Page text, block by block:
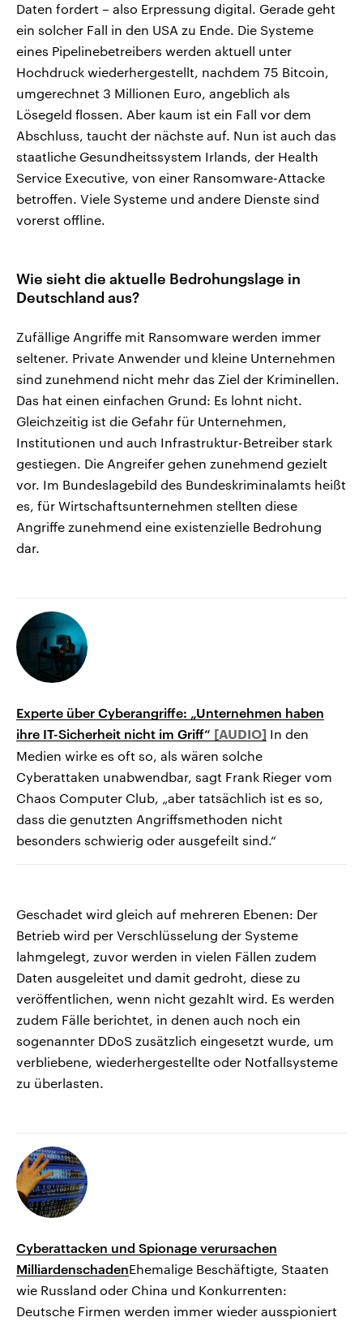
Daten fordert – also Erpressung digital. Gerade geht
ein solcher Fall in den USA zu Ende. Die Systeme
eines Pipelinebetreibers werden aktuell unter
Hochdruck wiederhergestellt, nachdem 75 Bitcoin,
umgerechnet 3 Millionen Euro, angeblich als
Lösegeld flossen. Aber kaum ist ein Fall vor dem
Abschluss, taucht der nächste auf. Nun ist auch das
staatliche Gesundheitssystem Irlands, der Health
Service Executive, von einer Ransomware-Attacke
betroffen. Viele Systeme und andere Dienste sind
vorerst offline.
Wie sieht die aktuelle Bedrohungslage in
Deutschland aus?
Zufällige Angriffe mit Ransomware werden immer
seltener. Private Anwender und kleine Unternehmen
sind zunehmend nicht mehr das Ziel der Kriminellen.
Das hat einen einfachen Grund: Es lohnt nicht.
Gleichzeitig ist die Gefahr für Unternehmen,
Institutionen und auch Infrastruktur-Betreiber stark
gestiegen. Die Angreifer gehen zunehmend gezielt
vor. Im Bundeslagebild des Bundeskriminalamts heißt
es, für Wirtschaftsunternehmen stellten diese
Angriffe zunehmend eine existenzielle Bedrohung
dar.
Experte über Cyberangriffe: „Unternehmen haben
ihre IT-Sicherheit nicht im Griff“
In den
Medien wirke es oft so, als wären solche
Cyberattaken unabwendbar, sagt Frank Rieger vom
Chaos Computer Club, „aber tatsächlich ist es so,
dass die genutzten Angriffsmethoden nicht
besonders schwierig oder ausgefeilt sind.“
Geschadet wird gleich auf mehreren Ebenen: Der
Betrieb wird per Verschlüsselung der Systeme
lahmgelegt, zuvor werden in vielen Fällen zudem
Daten ausgeleitet und damit gedroht, diese zu
veröffentlichen, wenn nicht gezahlt wird. Es werden
zudem Fälle berichtet, in denen auch noch ein
sogenannter DDoS zusätzlich eingesetzt wurde, um
verbliebene, wiederhergestellte oder Notfallsysteme
zu überlasten.
Cyberattacken und Spionage verursachen
MilliardenschadenEhemalige Beschäftigte, Staaten
wie Russland oder China und Konkurrenten:
Deutsche Firmen werden immer wieder ausspioniert